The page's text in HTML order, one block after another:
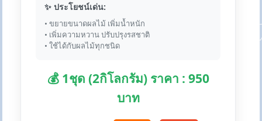
✨ ประโยชน์เด่น:
• ขยายขนาดผลไม้ เพิ่มน้ำหนัก
• เพิ่มความหวาน ปรับปรุงรสชาติ
• ใช้ได้กับผลไม้ทุกชนิด
💰 1ชุด (2กิโลกรัม) ราคา : 950
บาท